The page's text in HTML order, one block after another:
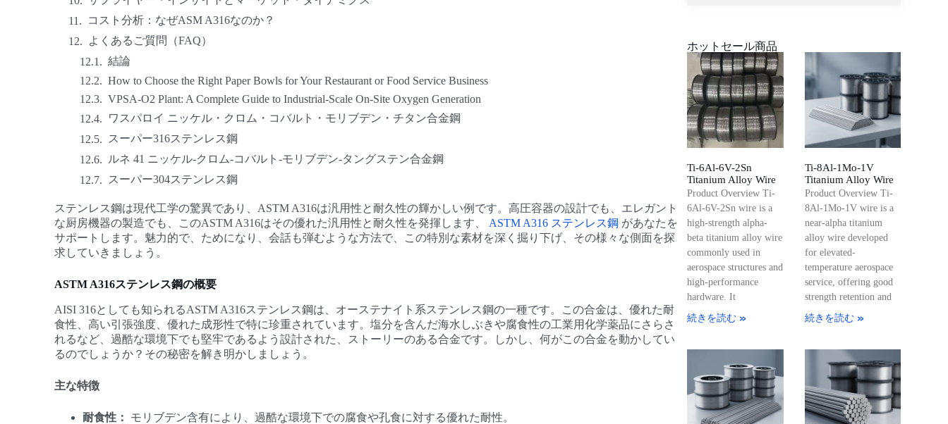
コスト分析：なぜASM A316なのか？
よくあるご質問（FAQ）
結論
How to Choose the Right Paper Bowls for Your Restaurant or Food Service Business
VPSA-O2 Plant: A Complete Guide to Industrial-Scale On-Site Oxygen Generation
ワスパロイ ニッケル・クロム・コバルト・モリブデン・チタン合金鋼
スーパー316ステンレス鋼
ルネ 41 ニッケル-クロム-コバルト-モリブデン-タングステン合金鋼
スーパー304ステンレス鋼
ステンレス鋼は現代工学の驚異であり、ASTM A316は汎用性と耐久性の輝かしい例です。高圧容器の設計でも、エレガント
な厨房機器の製造でも、このASTM A316はその優れた汎用性と耐久性を発揮します、 ASTM A316 ステンレス鋼 があなたを
サポートします。魅力的で、ためになり、会話も弾むような方法で、この特別な素材を深く掘り下げ、その様々な側面を探
求していきましょう。
ASTM A316ステンレス鋼の概要
AISI 316としても知られるASTM A316ステンレス鋼は、オーステナイト系ステンレス鋼の一種です。この合金は、優れた耐
食性、高い引張強度、優れた成形性で特に珍重されています。塩分を含んだ海水しぶきや腐食性の工業用化学薬品にさらさ
れるなど、過酷な環境下でも堅牢であるよう設計された、ストーリーのある合金です。しかし、何がこの合金を動かしてい
るのでしょうか？その秘密を解き明かしましょう。
主な特徴
耐食性：
モリブデン含有により、過酷な環境下での腐食や孔食に対する優れた耐性。
ホットセール商品
Ti-6Al-6V-2Sn
Titanium Alloy Wire
Product Overview Ti-
6Al-6V-2Sn wire is a
high-strength alpha-
beta titanium alloy wire
commonly used in
aerospace structures and
high-performance
hardware. It
続きを読む »
Ti-8Al-1Mo-1V
Titanium Alloy Wire
Product Overview Ti-
8Al-1Mo-1V wire is a
near-alpha titanium
alloy wire developed
for elevated-
temperature aerospace
service, offering good
strength retention and
続きを読む »